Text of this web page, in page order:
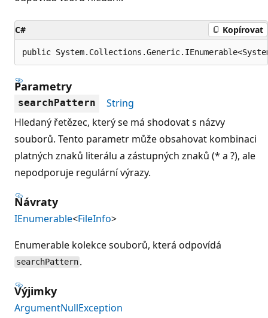
C# Kopírovat
public
Parametry
searchPattern
String
Hledaný řetězec, který se má shodovat s názvy
souborů. Tento parametr může obsahovat kombinaci
platných znaků literálu a zástupných znaků (* a ?), ale
nepodporuje regulární výrazy.
Návraty
IEnumerable<FileInfo>
Enumerable kolekce souborů, která odpovídá
searchPattern .
Výjimky
ArgumentNullException